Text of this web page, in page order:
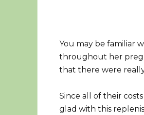
You may be familiar
throughout her
that there were
Since all of their
glad with this